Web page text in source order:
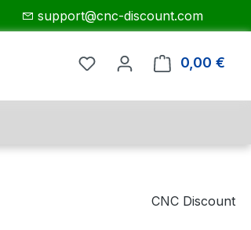
support@cnc-discount.com
0,00 €
CNC Discount